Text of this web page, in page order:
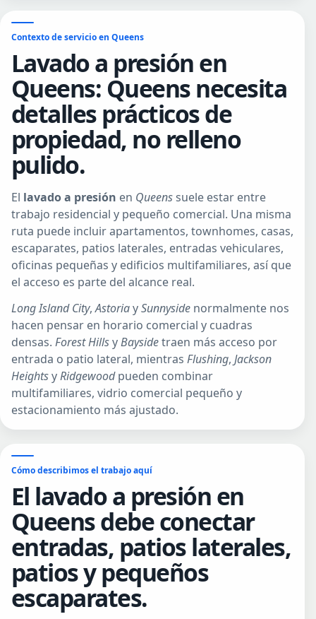
Contexto de servicio en Queens
Lavado a presión en
Queens: Queens necesita
detalles prácticos de
propiedad, no relleno
pulido.
El lavado a presión en Queenssuele estar entre
trabajo residencial y pequeño comercial. Una misma
ruta puede incluir apartamentos, townhomes, casas,
escaparates, patios laterales, entradas vehiculares,
oficinas pequeñas y edificios multifamiliares, así que
el acceso es parte del alcance real.
Long Island City,AstoriaySunnyside normalmente nos
hacen pensar en horario comercial y cuadras
densas. Forest HillsyBaysidetraen más acceso por
entrada o patio lateral, mientras Flushing, Jackson
HeightsyRidgewoodpueden combinar
multifamiliares, vidrio comercial pequeño y
estacionamiento más ajustado.
Cómo describimos el trabajo aquí
El lavado a presión en
Queens debe conectar
entradas, patios laterales,
patios y pequeños
escaparates.